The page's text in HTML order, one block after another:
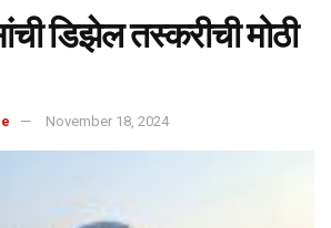
डिझेल तस्करीची मोठी
November 18, 2024